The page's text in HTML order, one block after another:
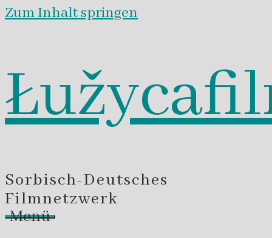
Zum Inhalt springen
Sorbisch-Deutsches
Filmnetzwerk
Menü